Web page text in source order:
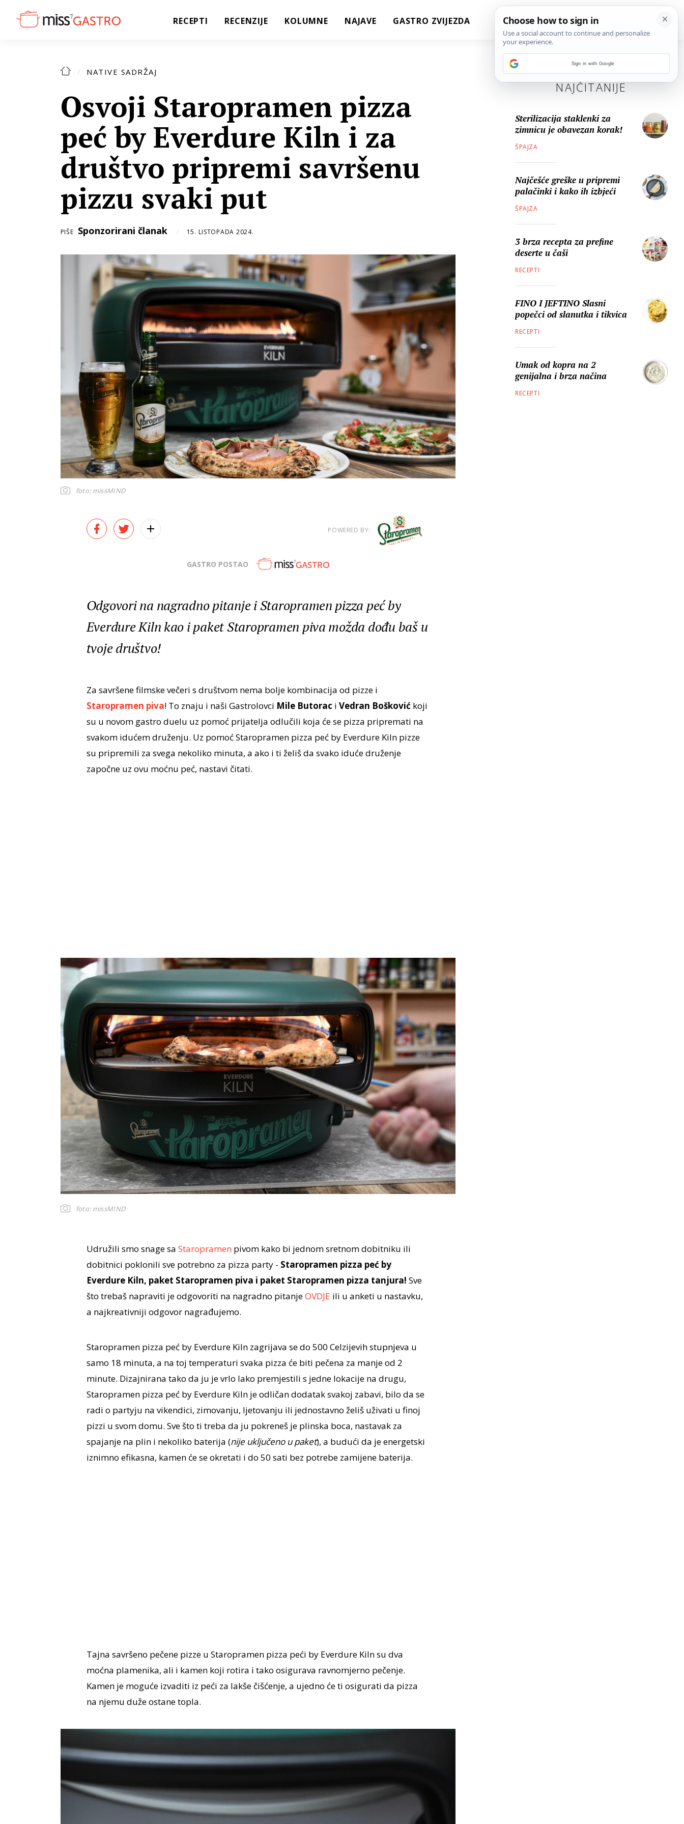
RECEPTI RECENZIJE KOLUMNE NAJAVE GASTRO ZVIJEZDA
NATIVE SADRŽAJ
Osvoji Staropramen pizza
peć by Everdure Kiln i za
društvo pripremi savršenu
pizzu svaki put
PIŠE Sponzorirani članak 15. LISTOPADA 2024.
foto: missMIND
POWERED BY:
GASTRO POSTAO
Odgovori na nagradno pitanje i Staropramen pizza peć by
Everdure Kiln kao i paket Staropramen piva možda dođu baš u
tvoje društvo!
Za savršene filmske večeri s društvom nema bolje kombinacija od pizze i
Staropramen piva! To znaju i naši Gastrolovci Mile Butorac i Vedran Bošković koji
su u novom gastro duelu uz pomoć prijatelja odlučili koja će se pizza pripremati na
svakom idućem druženju. Uz pomoć Staropramen pizza peć by Everdure Kiln pizze
su pripremili za svega nekoliko minuta, a ako i ti želiš da svako iduće druženje
započne uz ovu moćnu peć, nastavi čitati.
foto: missMIND
Udružili smo snage sa Staropramen pivom kako bi jednom sretnom dobitniku ili
dobitnici poklonili sve potrebno za pizza party - Staropramen pizza peć by
Everdure Kiln, paket Staropramen piva i paket Staropramen pizza tanjura! Sve
što trebaš napraviti je odgovoriti na nagradno pitanjeOVDJE ili u anketi u nastavku,
a najkreativniji odgovor nagrađujemo.
Staropramen pizza peć by Everdure Kiln zagrijava se do 500 Celzijevih stupnjeva u
samo 18 minuta, a na toj temperaturi svaka pizza će biti pečena za manje od 2
minute. Dizajnirana tako da ju je vrlo lako premjestili s jedne lokacije na drugu,
Staropramen pizza peć by Everdure Kiln je odličan dodatak svakoj zabavi, bilo da se
radi o partyju na vikendici, zimovanju, ljetovanju ili jednostavno želiš uživati u finoj
pizzi u svom domu. Sve što ti treba da ju pokreneš je plinska boca, nastavak za
spajanje na plin i nekoliko baterija (nije uključeno u paket), a budući da je energetski
iznimno efikasna, kamen će se okretati i do 50 sati bez potrebe zamijene baterija.
Tajna savršeno pečene pizze u Staropramen pizza peći by Everdure Kiln su dva
moćna plamenika, ali i kamen koji rotira i tako osigurava ravnomjerno pečenje.
Kamen je moguće izvaditi iz peći za lakše čišćenje, a ujedno će ti osigurati da pizza
na njemu duže ostane topla.
NAJČITANIJE
Sterilizacija staklenki za
zimnicu je obavezan korak!
ŠPAJZA
Najčešće greške u pripremi
palačinki i kako ih izbjeći
ŠPAJZA
3 brza recepta za prefine
deserte u čaši
RECEPTI
FINO I JEFTINO Slasni
popečci od slanutka i tikvica
RECEPTI
Umak od kopra na 2
genijalna i brza načina
RECEPTI
Sign in with Google